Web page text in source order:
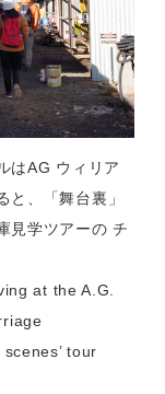
はAG ウィリア
と、「舞台裏」
見学ツアーの チ
at the A.G.
tour